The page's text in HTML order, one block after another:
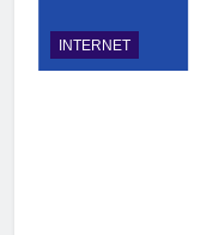
INTERNET